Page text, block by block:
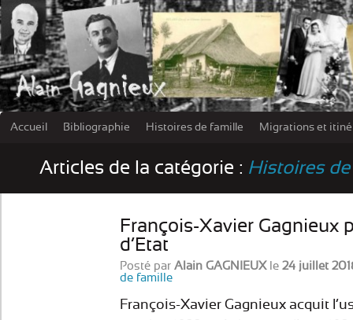
Accueil Bibliographie Histoires de famille Migrations et
Les
Articles de la catégorie : Histoires
François-Xavier Gagnieux
d’Etat
Posté par Alain GAGNIEUX le 24 juillet
de famille
François-Xavier Gagnieux acquit